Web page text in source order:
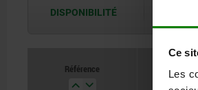
Ce
Les
DISPONIBILITÉ Les
Référence